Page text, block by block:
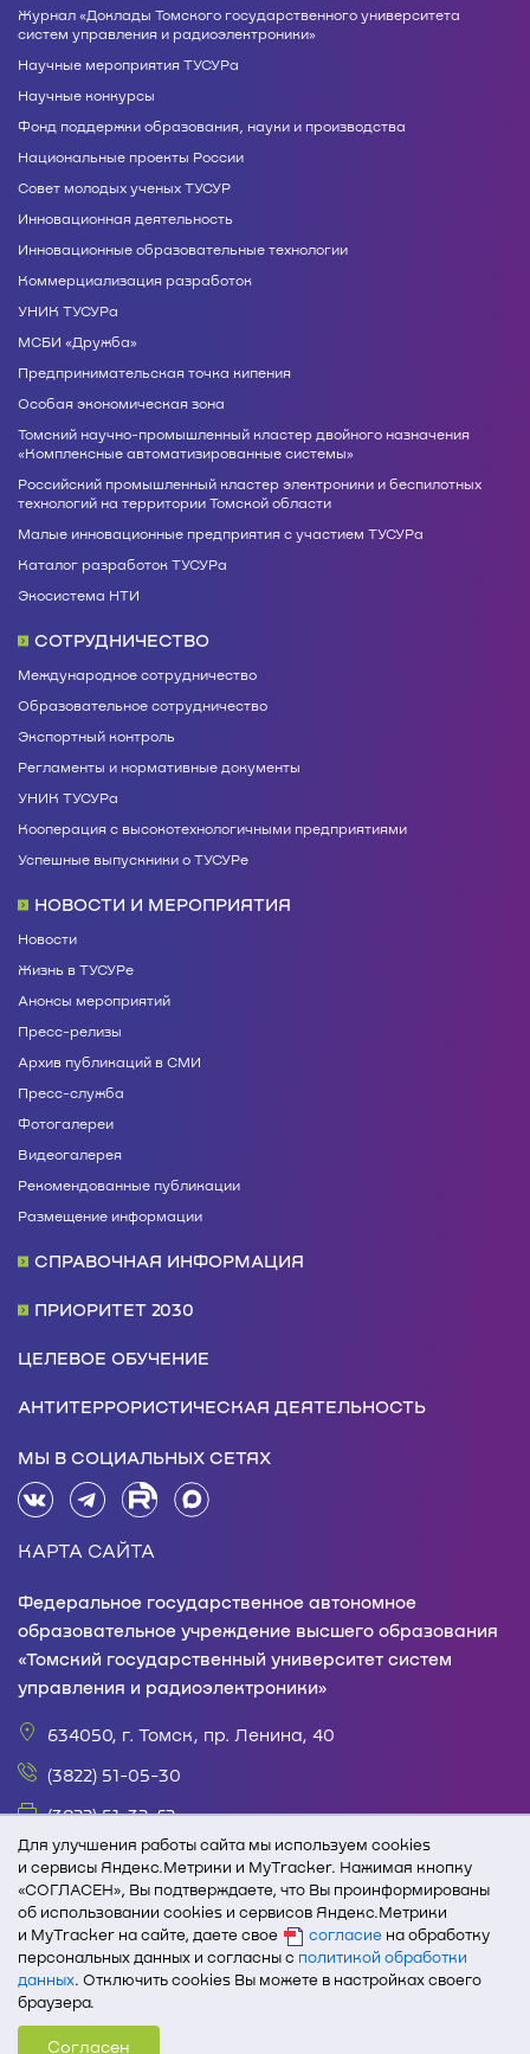
Для улучшения работы сайта мы используем cookies
и сервисы Яндекс.Метрики и MyTracker. Нажимая кнопку
«СОГЛАСЕН», Вы подтверждаете, что Вы проинформированы
об использовании cookies и сервисов Яндекс.Метрики
и MyTracker на сайте, даете свое
согласие на обработку
персональных данных и согласны с политикой обработки
данных. Отключить cookies Вы можете в настройках своего
браузера.
Согласен
Журнал «Доклады Томского государственного университета
систем управления и радиоэлектроники»
Научные мероприятия ТУСУРа
Научные конкурсы
Фонд поддержки образования, науки и производства
Национальные проекты России
Совет молодых ученых ТУСУР
Инновационная деятельность
Инновационные образовательные технологии
Коммерциализация разработок
УНИК ТУСУРа
МСБИ «Дружба»
Предпринимательская точка кипения
Особая экономическая зона
Томский научно-промышленный кластер двойного назначения
«Комплексные автоматизированные системы»
Российский промышленный кластер электроники и беспилотных
технологий на территории Томской области
Малые инновационные предприятия с участием ТУСУРа
Каталог разработок ТУСУРа
Экосистема НТИ
СОТРУДНИЧЕСТВО
Международное сотрудничество
Образовательное сотрудничество
Экспортный контроль
Регламенты и нормативные документы
УНИК ТУСУРа
Кооперация с высокотехнологичными предприятиями
Успешные выпускники о ТУСУРе
НОВОСТИ И МЕРОПРИЯТИЯ
Новости
Жизнь в ТУСУРе
Анонсы мероприятий
Пресс-релизы
Архив публикаций в СМИ
Пресс-служба
Фотогалереи
Видеогалерея
Рекомендованные публикации
Размещение информации
СПРАВОЧНАЯ ИНФОРМАЦИЯ
ПРИОРИТЕТ 2030
ЦЕЛЕВОЕ ОБУЧЕНИЕ
АНТИТЕРРОРИСТИЧЕСКАЯ ДЕЯТЕЛЬНОСТЬ
МЫ В СОЦИАЛЬНЫХ СЕТЯХ
КАРТА САЙТА
Федеральное государственное автономное
образовательное учреждение высшего образования
«Томский государственный университет систем
управления и радиоэлектроники»
634050, г. Томск, пр. Ленина, 40
(3822) 51-05-30
(3822) 51-32-62
office@tusur.ru
пн. – пт., 8:30 – 17:30, обед, 13:00 – 14:00
При полном или частичном использовании текстовых
и графических материалов с сайта edu.tusur.ru
активная ссылка на сайт ТУСУРа обязательна.